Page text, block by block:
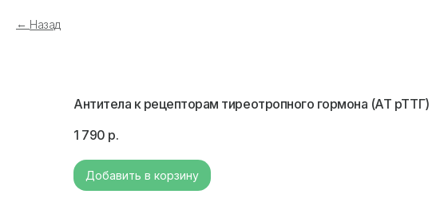
Назад
Антитела к рецепторам тиреотропного гормона (АТ рТТГ)
1 790 р.
Добавить в корзину